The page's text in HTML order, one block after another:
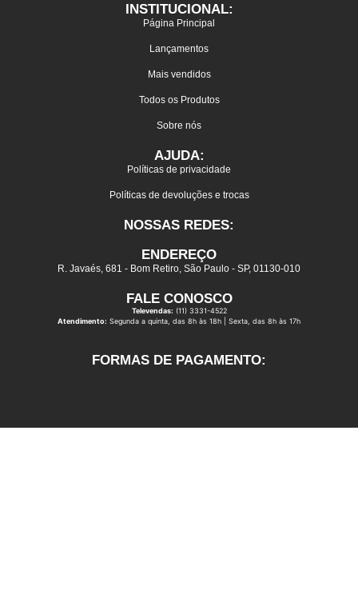
INSTITUCIONAL:
Página Principal
Lançamentos
Mais vendidos
Todos os Produtos
Sobre nós
AJUDA:
Políticas de privacidade
Políticas de devoluções e trocas
NOSSAS REDES:
ENDEREÇO
R. Javaés, 681 - Bom Retiro, São Paulo - SP, 01130-010
FALE CONOSCO
Televendas: (11) 3331-4522
Atendimento: Segunda a quinta, das 8h às 18h | Sexta, das 8h às 17h
FORMAS DE PAGAMENTO: